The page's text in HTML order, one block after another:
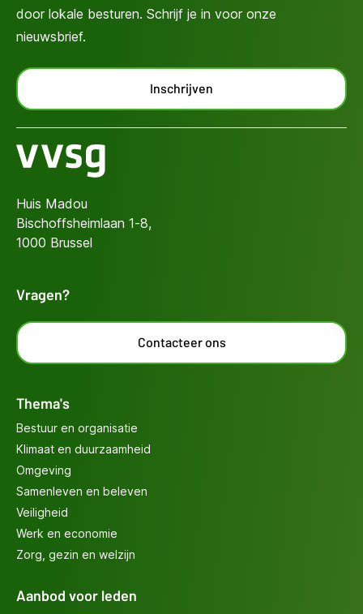
door lokale besturen. Schrijf je in voor onze
nieuwsbrief.
Inschrijven
Huis Madou
Bischoffsheimlaan 1-8,
1000 Brussel
Vragen?
Contacteer ons
Thema's
Bestuur en organisatie
Klimaat en duurzaamheid
Omgeving
Samenleven en beleven
Veiligheid
Werk en economie
Zorg, gezin en welzijn
Aanbod voor leden